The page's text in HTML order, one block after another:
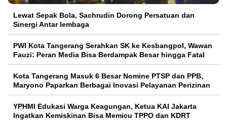
Lewat Sepak Bola, Sachrudin Dorong Persatuan dan
Sinergi Antar lembaga
PWI Kota Tangerang Serahkan SK ke Kesbangpol, Wawan
Fauzi: Peran Media Bisa Berdampak Besar hingga Fatal
Kota Tangerang Masuk 6 Besar Nomine PTSP dan PPB,
Maryono Paparkan Berbagai Inovasi Pelayanan Perizinan
YPHMI Edukasi Warga Keagungan, Ketua KAI Jakarta
Ingatkan Kemiskinan Bisa Memicu TPPO dan KDRT